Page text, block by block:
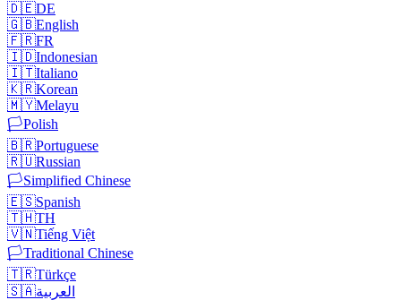
🇩🇪DE
🇬🇧English
🇫🇷FR
🇮🇩Indonesian
🇮🇹Italiano
🇰🇷Korean
🇲🇾Melayu
🏳️Polish
🇧🇷Portuguese
🇷🇺Russian
🏳️Simplified Chinese
🇪🇸Spanish
🇹🇭TH
🇻🇳Tiếng Việt
🏳️Traditional Chinese
🇹🇷Türkçe
🇸🇦العربية